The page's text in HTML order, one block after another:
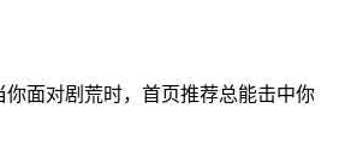
你面对剧荒时，首页推荐总能击中你